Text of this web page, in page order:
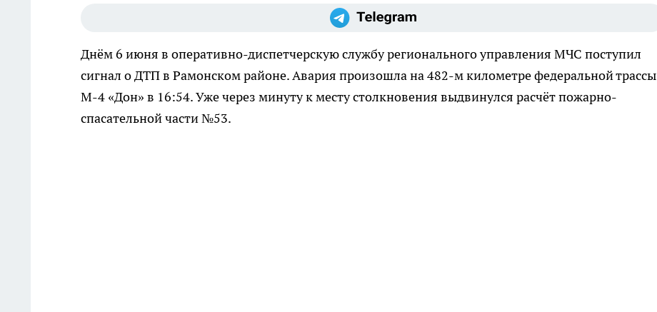
Днём 6 июня в оперативно-диспетчерскую службу регионального управления МЧС поступил
сигнал о ДТП в Рамонском районе. Авария произошла на 482-м километре федеральной трассы
М-4 «Дон» в 16:54. Уже через минуту к месту столкновения выдвинулся расчёт пожарно-
спасательной части №53.